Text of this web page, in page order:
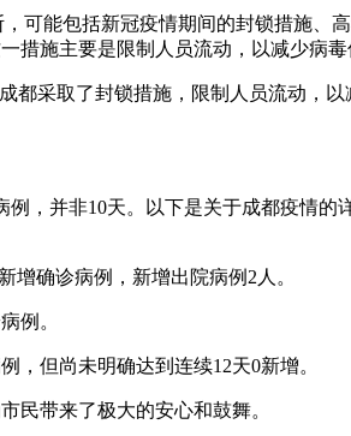
可能包括新冠疫情期间的封锁措施
措施主要是限制人员流动，以减少病毒
都采取了封锁措施，限制人员流动，
，并非10天。以下是关于成都疫情
增确诊病例，新增出院病例2人。
例。
，但尚未明确达到连续12天0新增。
民带来了极大的安心和鼓舞。